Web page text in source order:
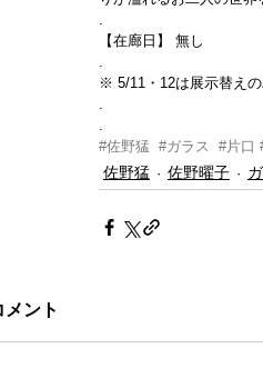
.
【在廊日】 無し
.
※ 5/11・12は展示替え
.
.
#佐野猛 #ガラス #片口
佐野猛 佐野曜子
メント